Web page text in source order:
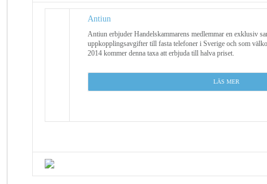
Antiun
Antiun erbjuder Handelskammarens medlemmar en exklusiv
uppkopplingsavgifter till fasta telefoner i Sverige och som
2014 kommer denna taxa att erbjuda till halva priset.
LÄS MER